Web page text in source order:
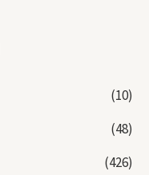
(10)
(48)
(426)